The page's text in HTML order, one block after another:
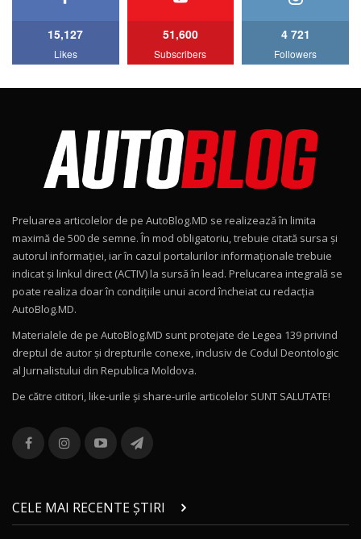
AutoBlog.MD
15:08
Noul Geely EX2 / Test Drive AutoBlog.MD
15:22
Mercedes-AMG E 53 HYBRID 4MATIC+ / Test
Drive AutoBlog.MD
16:27
11
Noul Volvo ES90 / Test Drive AutoBlog.MD
12
Noul MG HS / Test Drive AutoBlog.MD
16:48
13
combină aventura cu luxul / AutoBlog.MD
36:08
chinez care face lumea să se întoarcă după el
/ AutoBlog.MD
17:27
15,127
Likes
51,600
Subscribers
4 721
Followers
Preluarea articolelor de pe AutoBlog.MD se realizează în limita
maximă de 500 de semne. În mod obligatoriu, trebuie citată sursa și
autorul informației, iar în cazul portalurilor informaționale trebuie
indicat și linkul direct (ACTIV) la sursă în lead. Prelucarea integrală se
poate realiza doar în condițiile unui acord încheiat cu redacţia
AutoBlog.MD.
Materialele de pe AutoBlog.MD sunt protejate de Legea 139 privind
dreptul de autor și drepturile conexe, inclusiv de Codul Deontologic
al Jurnalistului din Republica Moldova.
De către cititori, like-urile şi share-urile articolelor SUNT SALUTATE!
CELE MAI RECENTE ȘTIRI